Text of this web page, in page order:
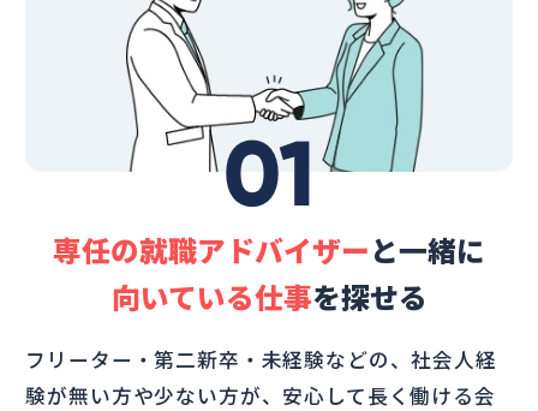
01
専任の就職アドバイザーと一緒に
向いている仕事を探せる
フリーター・第二新卒・未経験などの、社会人経
験が無い方や少ない方が、安心して長く働ける会